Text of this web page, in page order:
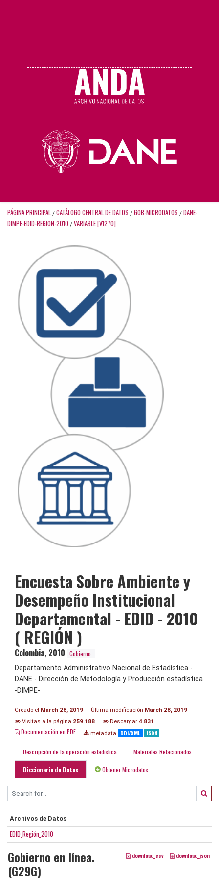
PÁGINA PRINCIPAL / CATÁLOGO CENTRAL DE DATOS / GOB-MICRODATOS / DANE-
DIMPE-EDID-REGION-2010 / VARIABLE [V1270]
Encuesta Sobre Ambiente y
Desempeño Institucional
Departamental - EDID - 2010
( REGIÓN )
Colombia, 2010 Gobierno.
Departamento Administrativo Nacional de Estadística -
DANE - Dirección de Metodología y Producción estadística
-DIMPE-
Creado el March 28, 2019 Última modificación March 28, 2019
Visitas a la página 259.188 Descargar 4.831
Documentación en PDF metadata DDI/XML JSON
Descripción de la operación estadística Materiales Relacionados
Diccionario de Datos Obtener Microdatos
Archivos de Datos
EDID_Región_2010
download_csv download_json
Gobierno en línea.
(G29G)